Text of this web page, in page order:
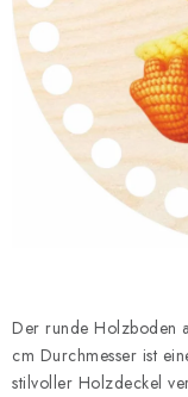
Datenschutzerklärung
Der runde Holzboden
cm Durchmesser ist
stilvoller Holzdeckel